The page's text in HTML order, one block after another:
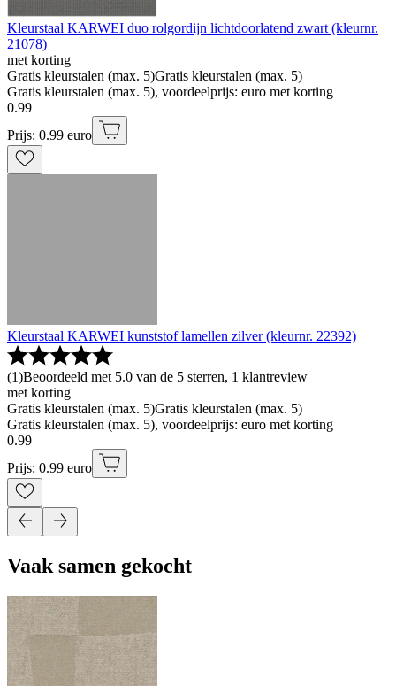
Kleurstaal KARWEI duo rolgordijn lichtdoorlatend zwart (kleurnr.
21078)
met korting
Gratis kleurstalen (max. 5)Gratis kleurstalen (max. 5)
Gratis kleurstalen (max. 5), voordeelprijs: euro met korting
0.99
Prijs: 0.99 euro
Kleurstaal KARWEI kunststof lamellen zilver (kleurnr. 22392)
(1)Beoordeeld met 5.0 van de 5 sterren, 1 klantreview
met korting
Gratis kleurstalen (max. 5)Gratis kleurstalen (max. 5)
Gratis kleurstalen (max. 5), voordeelprijs: euro met korting
0.99
Prijs: 0.99 euro
Vaak samen gekocht